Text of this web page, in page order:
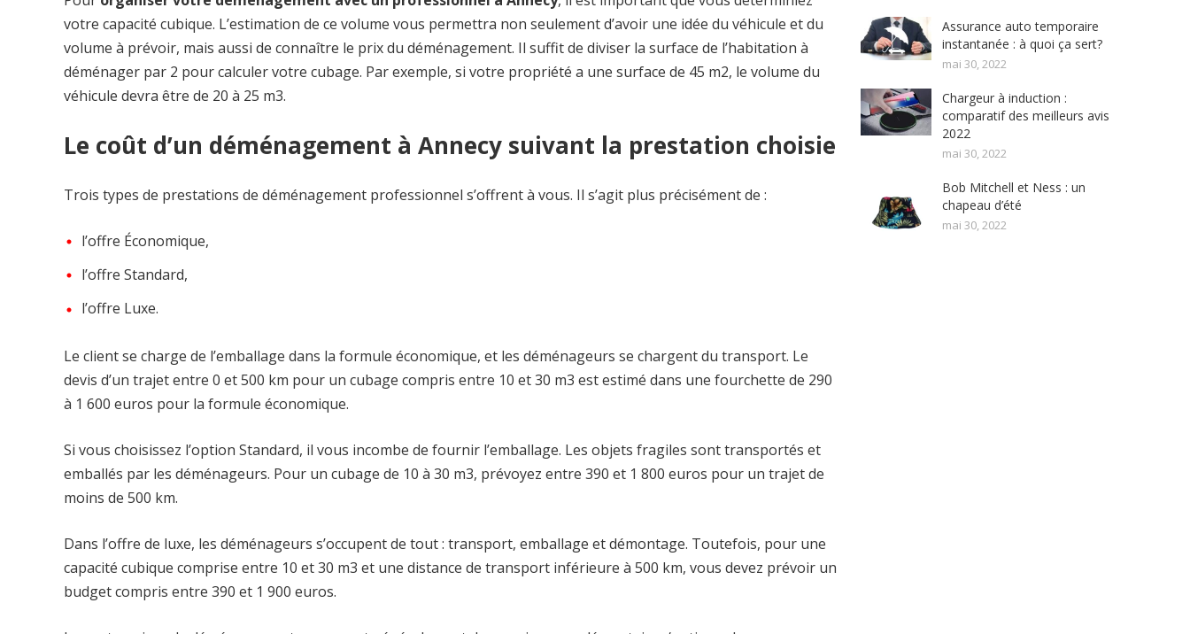
votre capacité cubique. L’estimation de ce volume vous permettra non seulement d’avoir une idée du véhicule et du
volume à prévoir, mais aussi de connaître le prix du déménagement. Il suffit de diviser la surface de l’habitation à
déménager par 2 pour calculer votre cubage. Par exemple, si votre propriété a une surface de 45 m2, le volume du
véhicule devra être de 20 à 25 m3.
Le coût d’un déménagement à Annecy suivant la prestation choisie
Trois types de prestations de déménagement professionnel s’offrent à vous. Il s’agit plus précisément de :
l’offre Économique,
l’offre Standard,
l’offre Luxe.
Le client se charge de l’emballage dans la formule économique, et les déménageurs se chargent du transport. Le
devis d’un trajet entre 0 et 500 km pour un cubage compris entre 10 et 30 m3 est estimé dans une fourchette de 290
à 1 600 euros pour la formule économique.
Si vous choisissez l’option Standard, il vous incombe de fournir l’emballage. Les objets fragiles sont transportés et
emballés par les déménageurs. Pour un cubage de 10 à 30 m3, prévoyez entre 390 et 1 800 euros pour un trajet de
moins de 500 km.
Dans l’offre de luxe, les déménageurs s’occupent de tout : transport, emballage et démontage. Toutefois, pour une
capacité cubique comprise entre 10 et 30 m3 et une distance de transport inférieure à 500 km, vous devez prévoir un
budget compris entre 390 et 1 900 euros.
Assurance auto temporaire
instantanée : à quoi ça sert?
mai 30, 2022
Chargeur à induction :
comparatif des meilleurs avis
2022
mai 30, 2022
Bob Mitchell et Ness : un
chapeau d’été
mai 30, 2022